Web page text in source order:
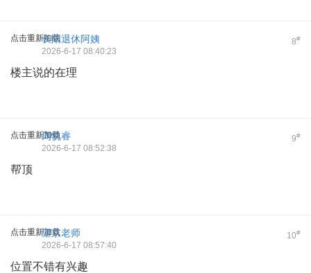
点击重新加载 8#
长阳退休阿姨
2026-6-17 08:40:23
楼主说的在理
点击重新加载 9#
周悦睿
2026-6-17 08:52:38
帮顶
点击重新加载 10#
望京老师
2026-6-17 08:57:40
位置不错有兴趣